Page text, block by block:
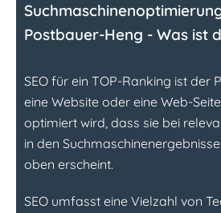
Postbauer-Heng - Was ist
SEO für ein TOP-Ranking ist der
eine Website oder eine Web-
optimiert wird, dass sie bei
in den
oben erscheint.
SEO umfasst eine Vielzahl von